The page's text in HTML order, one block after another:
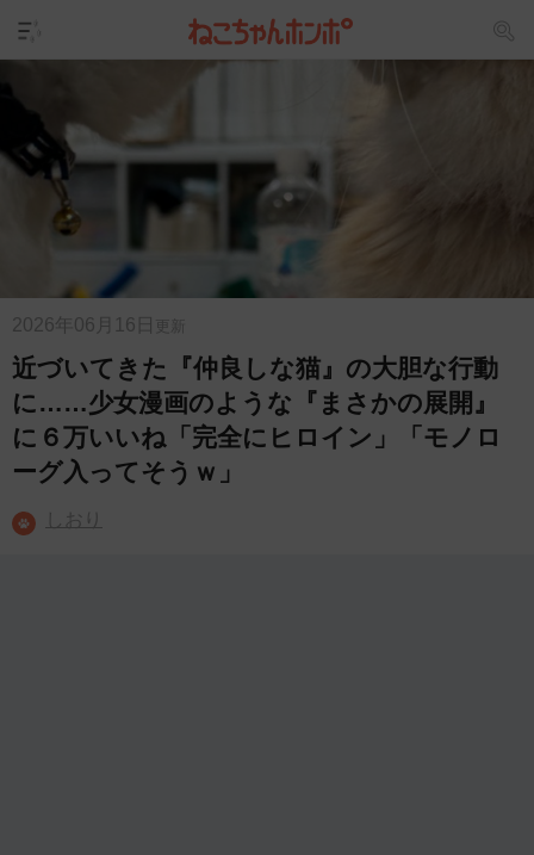
2026年06月16日 更新
近づいてきた『仲良しな猫』の大胆な行動
に……少女漫画のような『まさかの展開』
に６万いいね「完全にヒロイン」「モノロ
ーグ入ってそうｗ」
しおり